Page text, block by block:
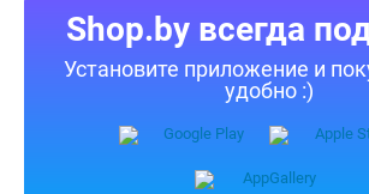
Shop.by всегда
Установите приложение и
удобно :)